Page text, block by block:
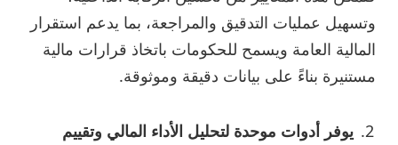
وتسهيل عمليات التدقيق والمراجعة، بما يدعم استقرار
المالية العامة ويسمح للحكومات باتخاذ قرارات مالية
مستنيرة بناءً على بيانات دقيقة وموثوقة.
يوفر أدوات موحدة لتحليل الأداء المالي وتقييم